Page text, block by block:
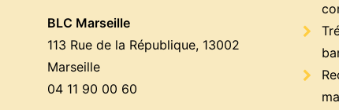
BLC Marseille
113 Rue de la République, 13002
Marseille
04 11 90 00 60